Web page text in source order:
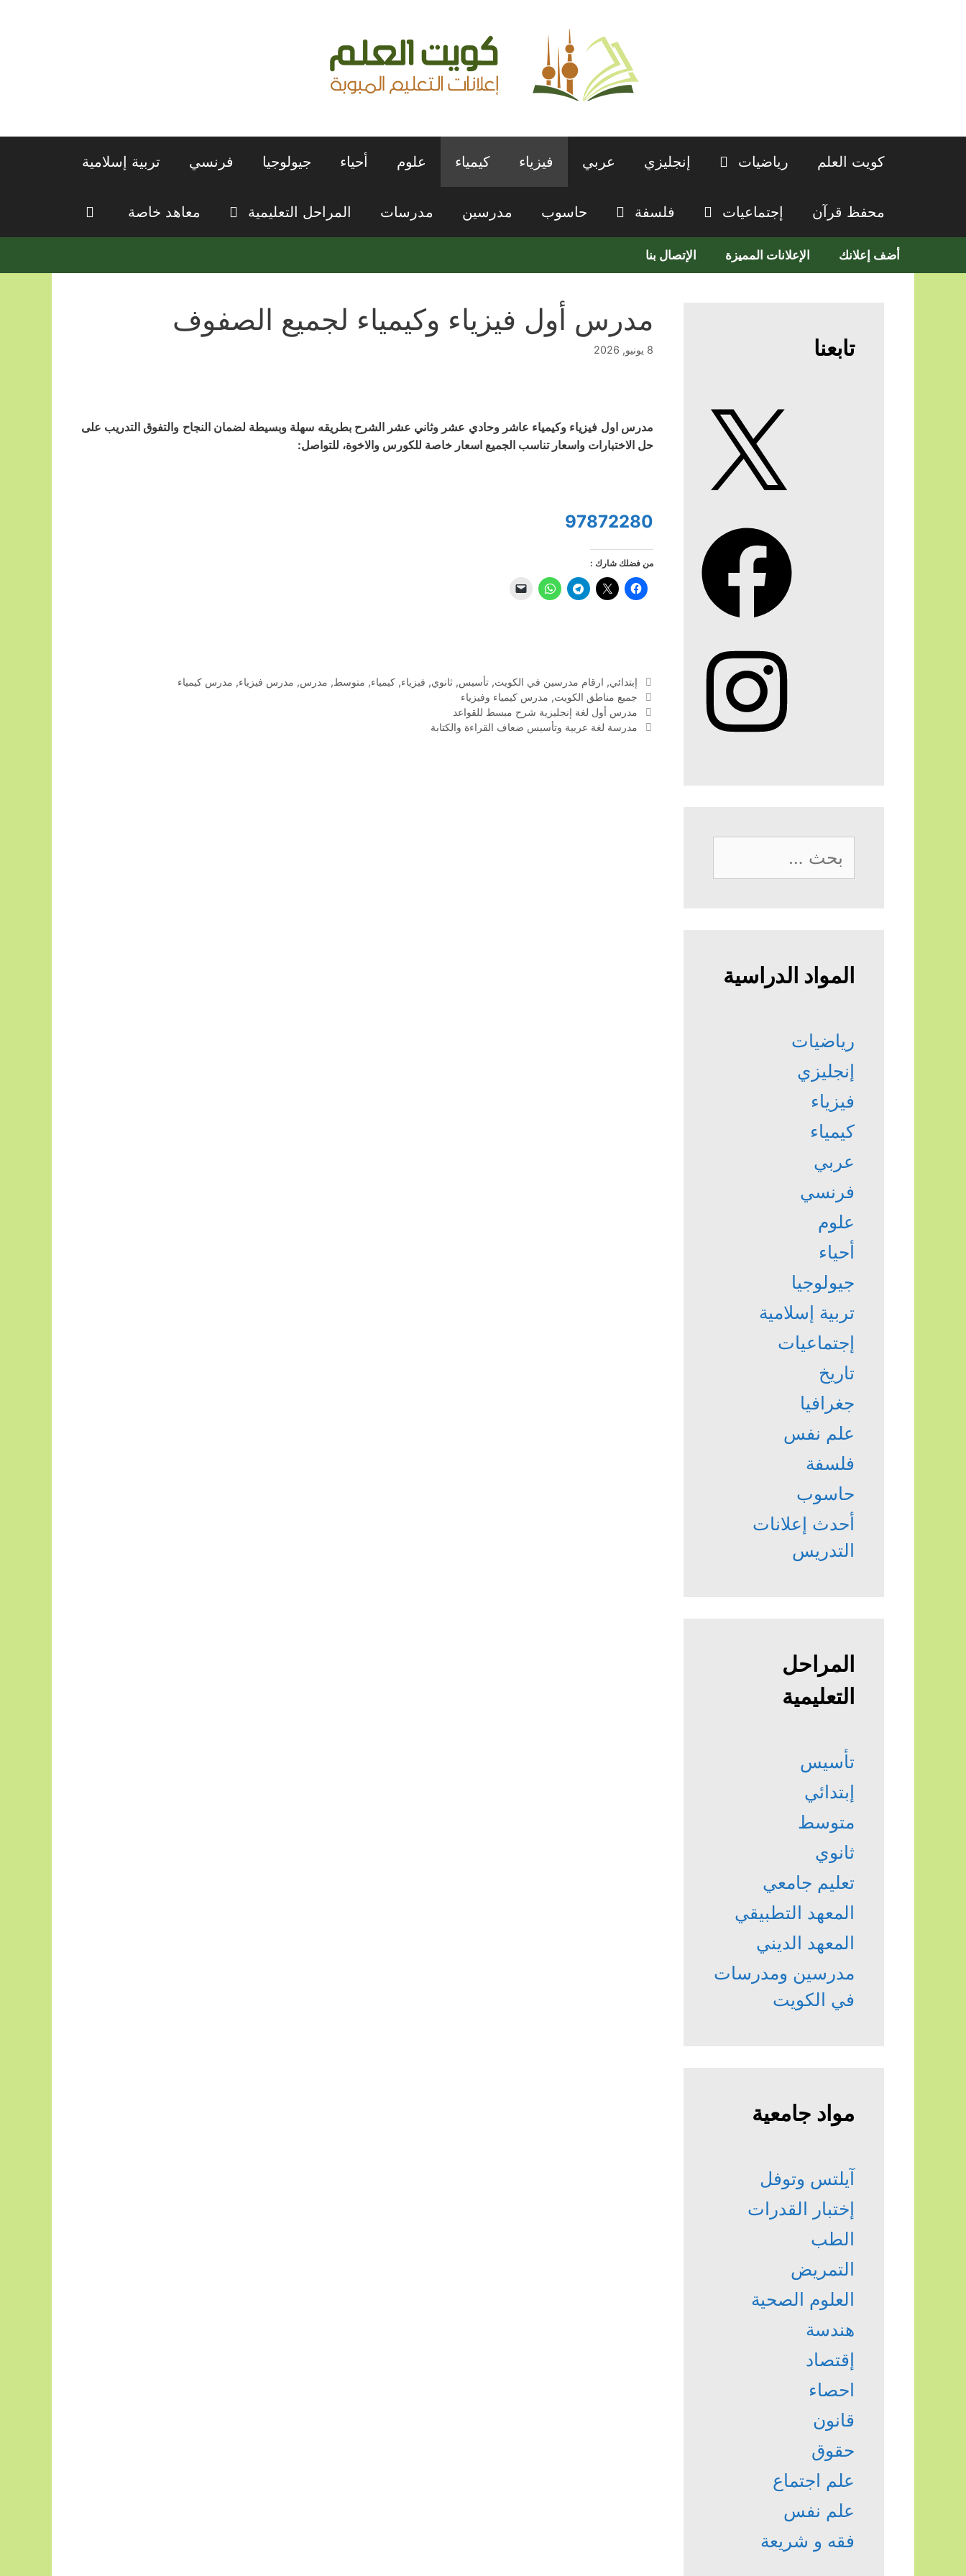
كويت العلم رياضيات إنجليزي عربي فيزياء كيمياء علوم أحياء جيولوجيا فرنسي تربية إسلامية
محفظ قرآن إجتماعيات فلسفة حاسوب مدرسين مدرسات المراحل التعليمية معاهد خاصة
أضف إعلانك الإعلانات المميزة الإتصال بنا
مدرس أول فيزياء وكيمياء لجميع الصفوف
8 يونيو, 2026
مدرس اول فيزياء وكيمياء عاشر وحادي عشر وثاني عشر الشرح بطريقه سهلة وبسيطة لضمان النجاح والتفوق التدريب على
حل الاختبارات واسعار تناسب الجميع اسعار خاصة للكورس والاخوة، للتواصل:
97872280
من فضلك شارك :
التصنيفات
إبتدائي, ارقام مدرسين في الكويت, تأسيس, ثانوي, فيزياء, كيمياء, متوسط, مدرس, مدرس فيزياء, مدرس كيمياء
الوسوم
جميع مناطق الكويت, مدرس كيمياء وفيزياء
مدرس أول لغة إنجليزية شرح مبسط للقواعد
مدرسة لغة عربية وتأسيس ضعاف القراءة والكتابة
تابعنا
Facebook
Instagram
البحث
عن:
المواد الدراسية
رياضيات
إنجليزي
فيزياء
كيمياء
عربي
فرنسي
علوم
أحياء
جيولوجيا
تربية إسلامية
إجتماعيات
تاريخ
جغرافيا
علم نفس
فلسفة
حاسوب
أحدث إعلانات
التدريس
المراحل
التعليمية
تأسيس
إبتدائي
متوسط
ثانوي
تعليم جامعي
المعهد التطبيقي
المعهد الديني
مدرسين ومدرسات
في الكويت
مواد جامعية
آيلتس وتوفل
إختبار القدرات
الطب
التمريض
العلوم الصحية
هندسة
إقتصاد
احصاء
قانون
حقوق
علم اجتماع
علم نفس
فقه و شريعة